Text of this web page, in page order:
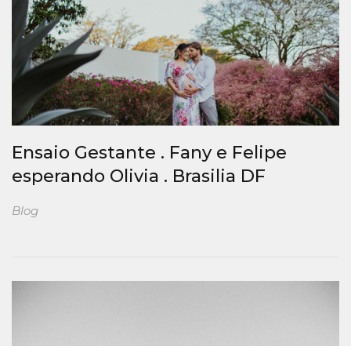
Ensaio Gestante . Fany e Felipe
esperando Olivia . Brasilia DF
Blog